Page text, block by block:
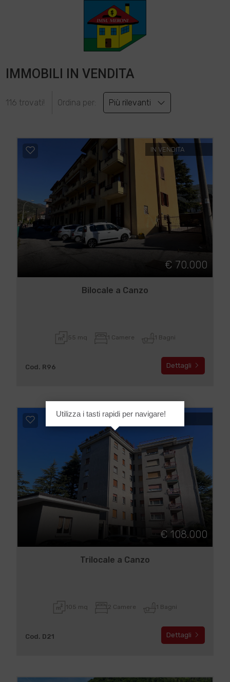
IMMOBILI IN VENDITA
116 trovati! Ordina per: Più rilevanti
IN VENDITA
€ 70.000
Bilocale a Canzo
55 mq 1 Camere 1 Bagni
Cod. R96 Dettagli
IN VENDITA
€ 108.000
Trilocale a Canzo
105 mq 2 Camere 1 Bagni
Cod. D21 Dettagli
Utilizza i tasti rapidi per navigare!